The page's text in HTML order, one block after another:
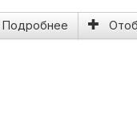
Подробнее